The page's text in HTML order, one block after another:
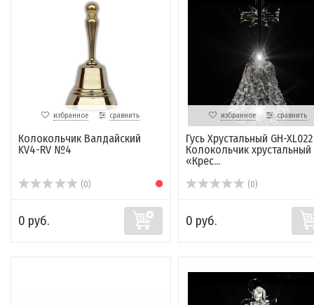
избранное сравнить
Колокольчик Валдайский
KV4-RV №4
(0)
0 руб.
избранное сравнить
Гусь Хрустальный GH-
Колокольчик хрустальный
«Крес...
(0)
0 руб.